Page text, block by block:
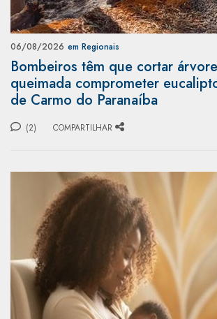
06/08/2026 em Regionais
Bombeiros têm que cortar
queimada comprometer
de Carmo do Paranaíba
(2) COMPARTILHAR